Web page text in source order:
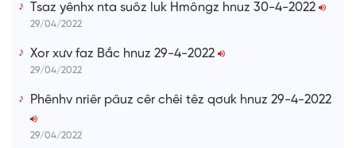
Tsaz yênhx nta suôz luk Hmôngz hnuz 30-4-2022
29/04/2022
Xor xưv faz Bắc hnuz 29-4-2022
29/04/2022
Phênhv nriêr pâuz cêr chêi têz qơưk hnuz 29-4-2022
29/04/2022